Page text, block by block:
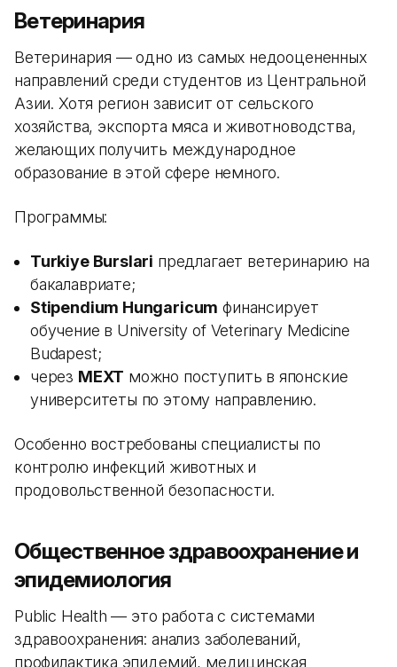
Ветеринария
Ветеринария — одно из самых недооцененных
направлений среди студентов из Центральной
Азии. Хотя регион зависит от сельского
хозяйства, экспорта мяса и животноводства,
желающих получить международное
образование в этой сфере немного.
Программы:
Turkiye Burslari предлагает ветеринарию на
бакалавриате;
Stipendium Hungaricum финансирует
обучение в University of Veterinary Medicine
Budapest;
через MEXT можно поступить в японские
университеты по этому направлению.
Особенно востребованы специалисты по
контролю инфекций животных и
продовольственной безопасности.
Общественное здравоохранение и
эпидемиология
Public Health — это работа с системами
здравоохранения: анализ заболеваний,
профилактика эпидемий, медицинская